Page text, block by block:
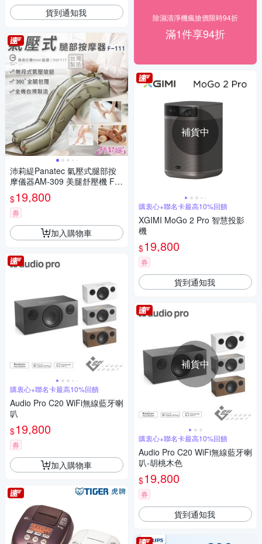
貨到通知我
沛莉緹Panatec 氣壓式腿部按
摩儀器AM-309 美腿舒壓機 F-1
11(通過台灣BSMI認證)
$19,800
券
加入購物車
購衷心+聯名卡最高10%回饋
Audio Pro C20 WiFi無線藍牙喇
叭
$19,800
券
加入購物車
除濕清淨機瘋搶價限時94折
滿1件享94折
補貨中
購衷心+聯名卡最高10%回饋
XGIMI MoGo 2 Pro 智慧投影
機
$19,800
券
貨到通知我
補貨中
購衷心+聯名卡最高10%回饋
Audio Pro C20 WiFi無線藍牙喇
叭-胡桃木色
$19,800
券
貨到通知我